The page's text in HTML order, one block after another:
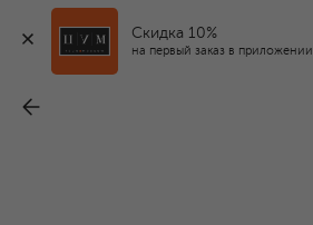
Скидка 10%
на первый заказ в приложении